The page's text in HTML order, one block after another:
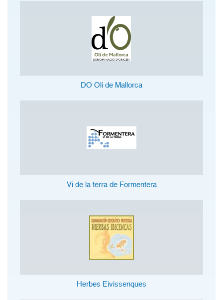
DO Oli de Mallorca
Vi de la terra de Formentera
Herbes Eivissenques